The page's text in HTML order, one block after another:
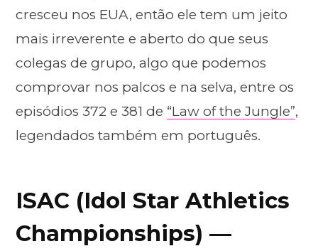
cresceu nos EUA, então ele tem um jeito
mais irreverente e aberto do que seus
colegas de grupo, algo que podemos
comprovar nos palcos e na selva, entre os
episódios 372 e 381 de “Law of the Jungle”,
legendados também em português.
ISAC (Idol Star Athletics
Championships) —